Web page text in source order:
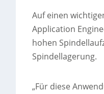
Auf einen
Application
hohen
Spindellagerung.
„Für diese